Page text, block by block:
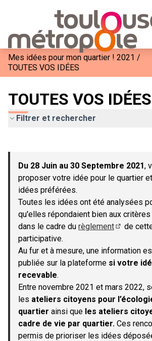
Mes idées pour mon quartier ! 2021 /
TOUTES VOS IDÉES
TOUTES VOS IDÉES
Filtrer et rechercher
−
Du 28 Juin au 30 Septembre 2021,
proposer votre idée pour le quartier
idées préférées.
Toutes les idées ont été analysées
qu'elles répondaient bien aux
dans le cadre du règlement
de
participative.
Au fur et à mesure, une information
publiée sur la plateforme si votre
recevable.
Entre novembre 2021 et mars 2022,
les ateliers citoyens pour
quartier ainsi que les ateliers
cadre de vie par quartier. Ces
permis de prioriser les idées